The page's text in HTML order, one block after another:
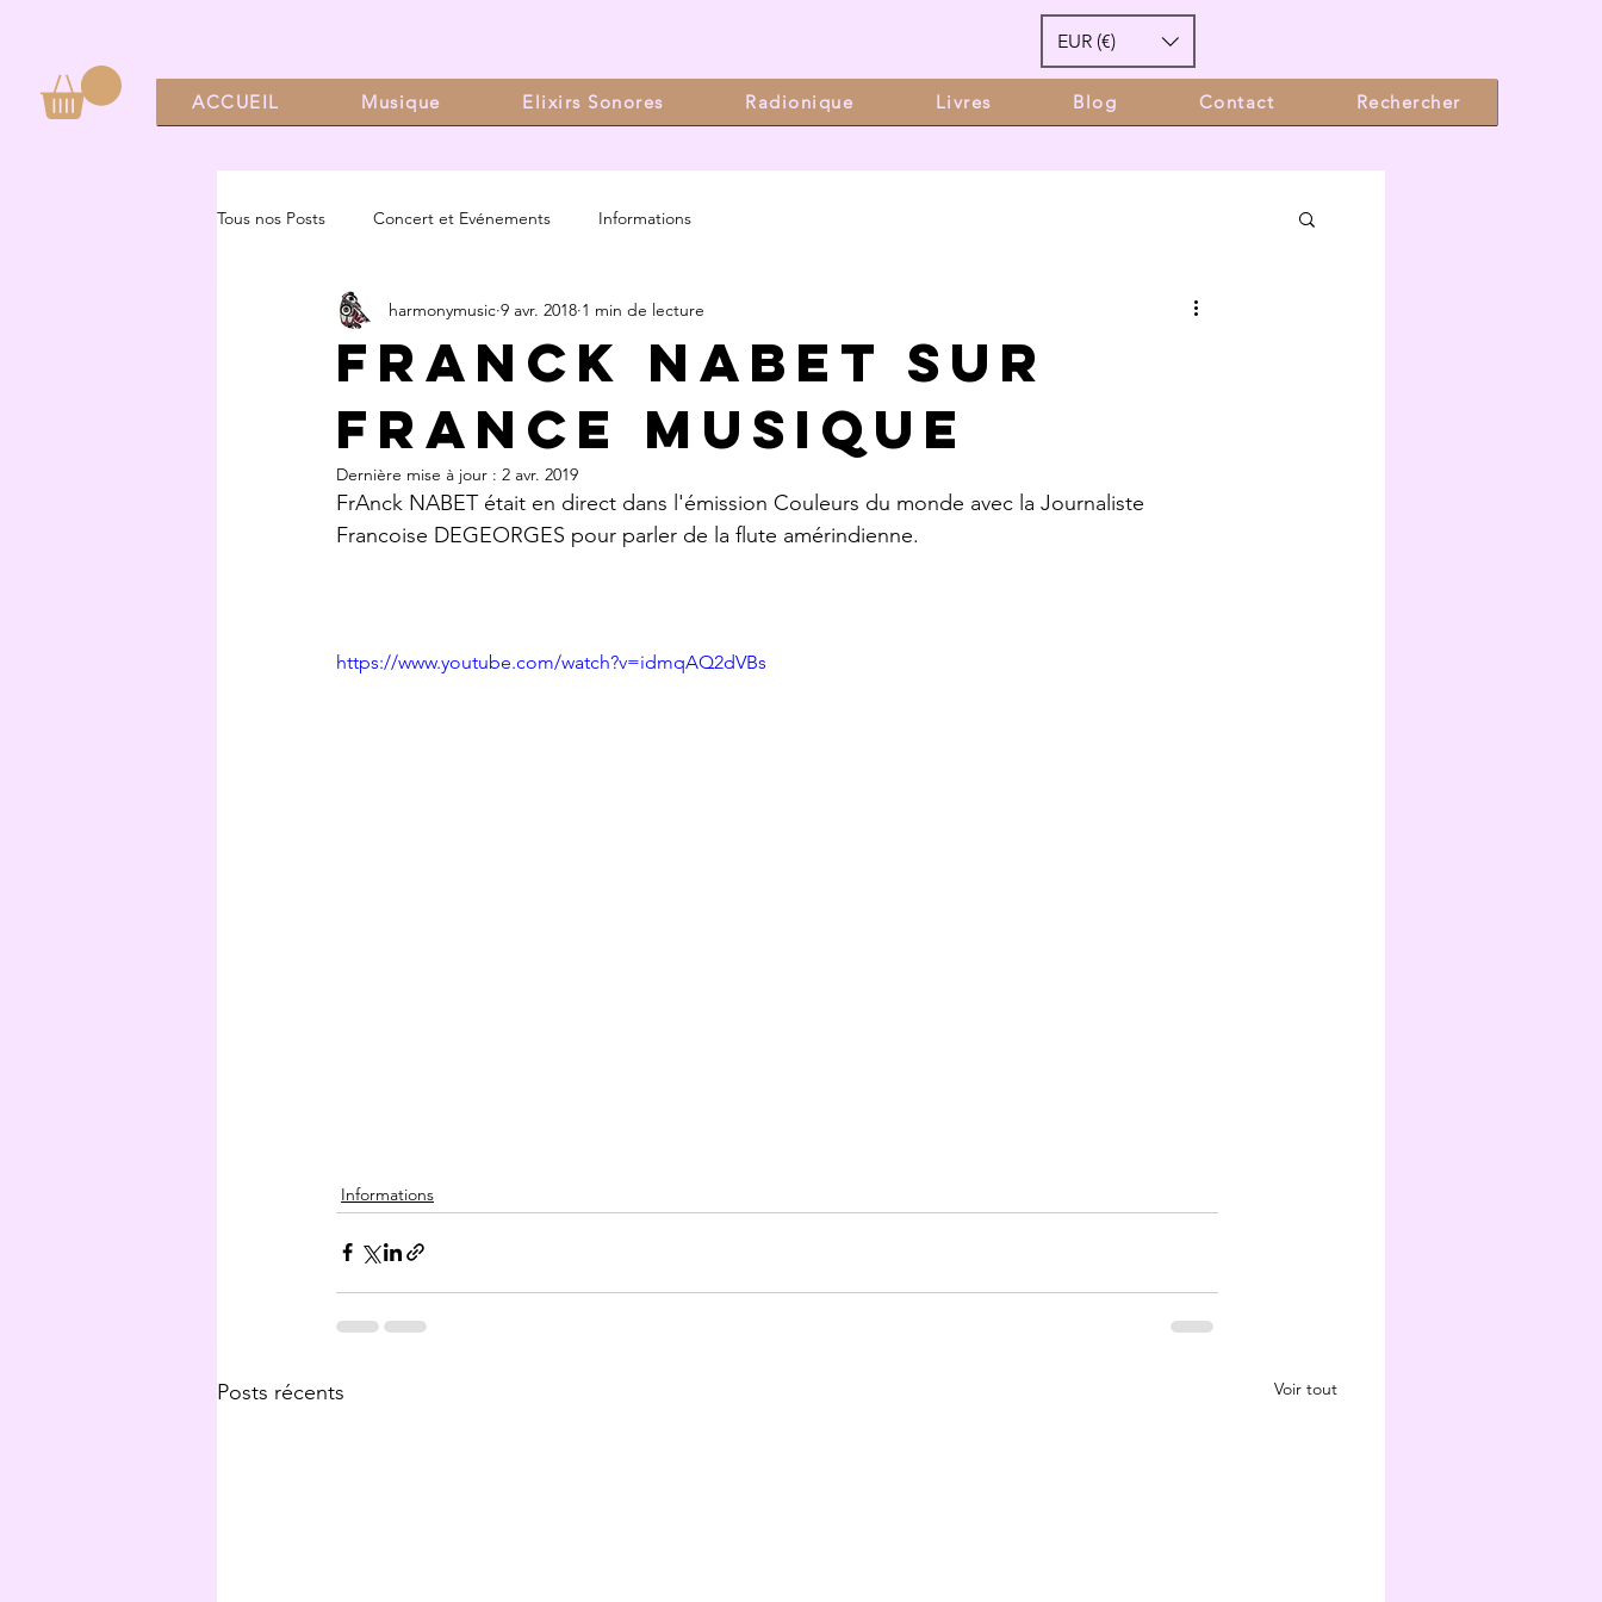
EUR (€)
ACCUEIL Musique Elixirs Sonores Radionique Livres Blog Contact Rechercher
Tous nos Posts Concert et Evénements Informations
Franck NABET sur
FRANCE MUSIQUE
harmonymusic 9 avr. 2018 1 min de lecture
Dernière mise à jour : 2 avr. 2019
FrAnck NABET était en direct dans l'émission Couleurs du monde avec la Journaliste
Francoise DEGEORGES pour parler de la flute amérindienne.
https://www.youtube.com/watch?v=idmqAQ2dVBs
Informations
Posts récents Voir tout